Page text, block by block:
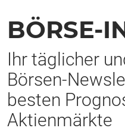
BÖRSE-
Ihr täglicher
Börsen-
besten
Aktienmärkte